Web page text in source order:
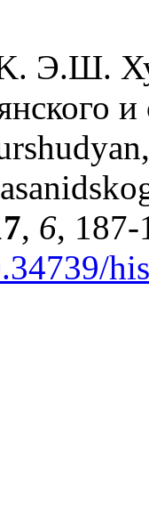
Э.Ш.
, 6, 187-